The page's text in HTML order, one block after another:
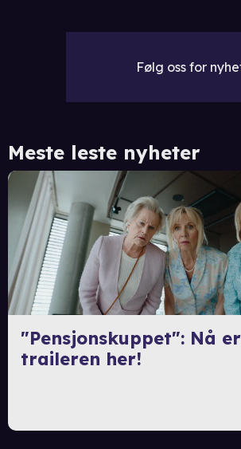
Følg oss for
Meste leste nyheter
"Pensjonskuppet": Nå
traileren her!